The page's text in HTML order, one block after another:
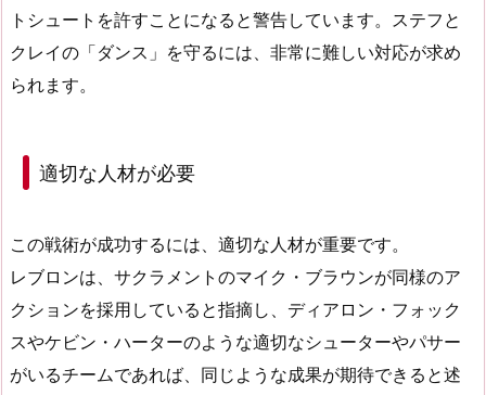
トシュートを許すことになると警告しています。ステフと
クレイの「ダンス」を守るには、非常に難しい対応が求め
られます。
適切な人材が必要
この戦術が成功するには、適切な人材が重要です。
レブロンは、サクラメントのマイク・ブラウンが同様のア
クションを採用していると指摘し、ディアロン・フォック
スやケビン・ハーターのような適切なシューターやパサー
がいるチームであれば、同じような成果が期待できると述